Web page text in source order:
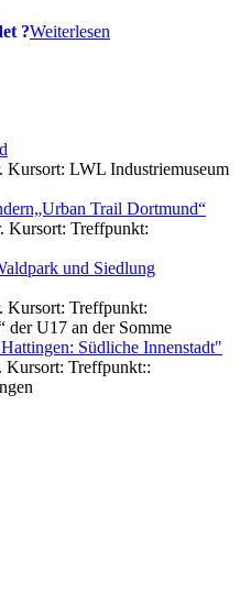
?Weiterlesen
Kursort: LWL Industriemuseum
Trail Dortmund“
Kursort: Treffpunkt:
und Siedlung
Kursort: Treffpunkt:
der U17 an der Somme
Südliche Innenstadt"
Kursort: Treffpunkt::